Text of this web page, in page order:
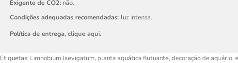
Exigente de CO2:não.
Condições adequadas recomendadas: luz intensa.
Política de entrega, clique aqui.
Etiquetas: Limnobium laevigatum, planta aquática flutuante, decoração de aquário,